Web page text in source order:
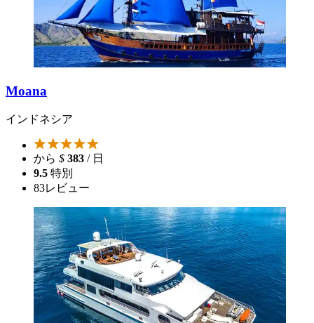
Moana
インドネシア
から $ 383 / 日
9.5 特別
83レビュー